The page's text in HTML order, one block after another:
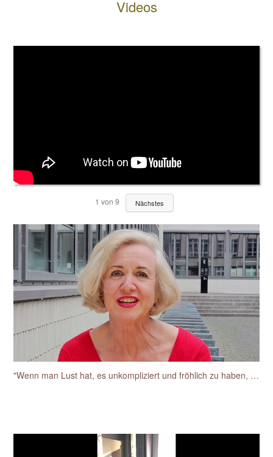
Videos
1 von 9 Nächstes
"Wenn man Lust hat, es unkompliziert und fröhlich zu haben, dann ist das einfach toll mit der Sylke"